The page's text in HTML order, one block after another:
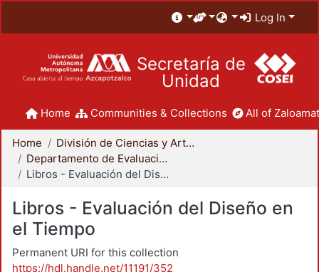
Log In
Secretaría de
Unidad
Home Communities & Collections All of
Home
División de Ciencias y Artes para el Diseño
Departamento de Evaluación del Diseño en el Tiempo
Libros - Evaluación del Diseño en el Tiempo
Libros - Evaluación del Diseño en
el Tiempo
Permanent URI for this collection
https://hdl.handle.net/11191/352